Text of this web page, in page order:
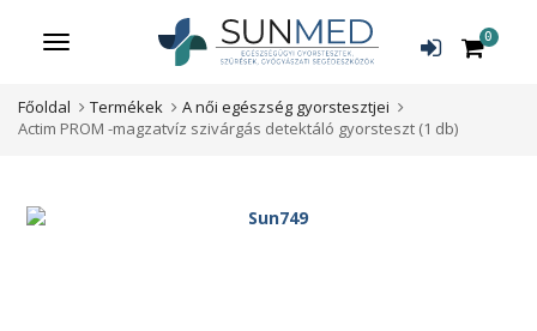
Menü 0
Főoldal Termékek
A női egészség gyorstesztjei
Actim PROM -magzatvíz szivárgás detektáló gyorsteszt (1 db)